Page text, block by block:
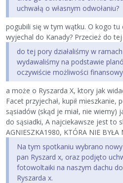
uchwałą o własnym odwołaniu?
pogubili się w tym wątku. O kogo
wyjechal do Kanady? Przecież do tej
do tej pory działaliśmy w
wydawaliśmy na podstawie
oczywiście możliwości
a może o Ryszarda X, ktory jak
Facet przyjechał, kupił mieszkanie,
sąsiadów (skąd je miał, nie wiemy)
do sąsiadki, A najciekawsze jest to
AGNIESZKA1980, KTÓRA NIE BYŁA
Na tym spotkaniu wybrano
pan Ryszard x, oraz podjęto
fotowoltaiki na naszym dachu
Ryszarda x.